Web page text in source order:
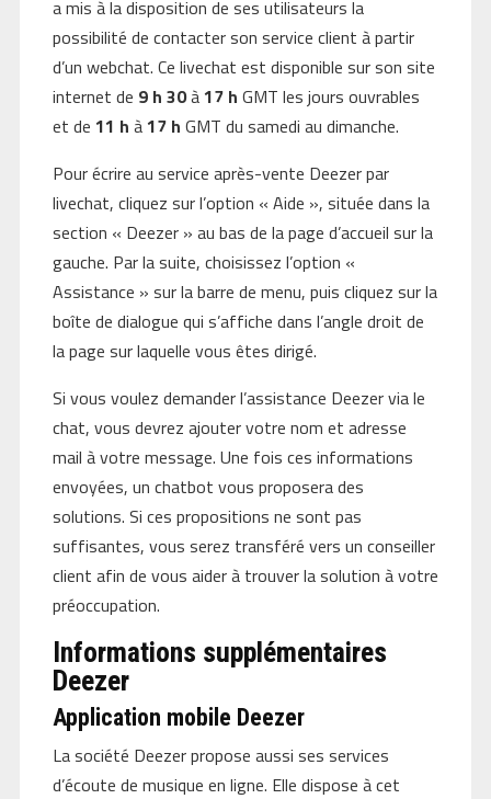
a mis à la disposition de ses utilisateurs la
possibilité de contacter son service client à partir
d’un webchat. Ce livechat est disponible sur son site
internet de 9 h 30à 17 h GMT les jours ouvrables
et de 11 h à 17 h GMT du samedi au dimanche.
Pour écrire au service après-vente Deezer par
livechat, cliquez sur l’option « Aide », située dans la
section « Deezer » au bas de la page d’accueil sur la
gauche. Par la suite, choisissez l’option «
Assistance » sur la barre de menu, puis cliquez sur la
boîte de dialogue qui s’affiche dans l’angle droit de
la page sur laquelle vous êtes dirigé.
Si vous voulez demander l’assistance Deezer via le
chat, vous devrez ajouter votre nom et adresse
mail à votre message. Une fois ces informations
envoyées, un chatbot vous proposera des
solutions. Si ces propositions ne sont pas
suffisantes, vous serez transféré vers un conseiller
client afin de vous aider à trouver la solution à votre
préoccupation.
Informations supplémentaires
Deezer
Application mobile Deezer
La société Deezer propose aussi ses services
d’écoute de musique en ligne. Elle dispose à cet